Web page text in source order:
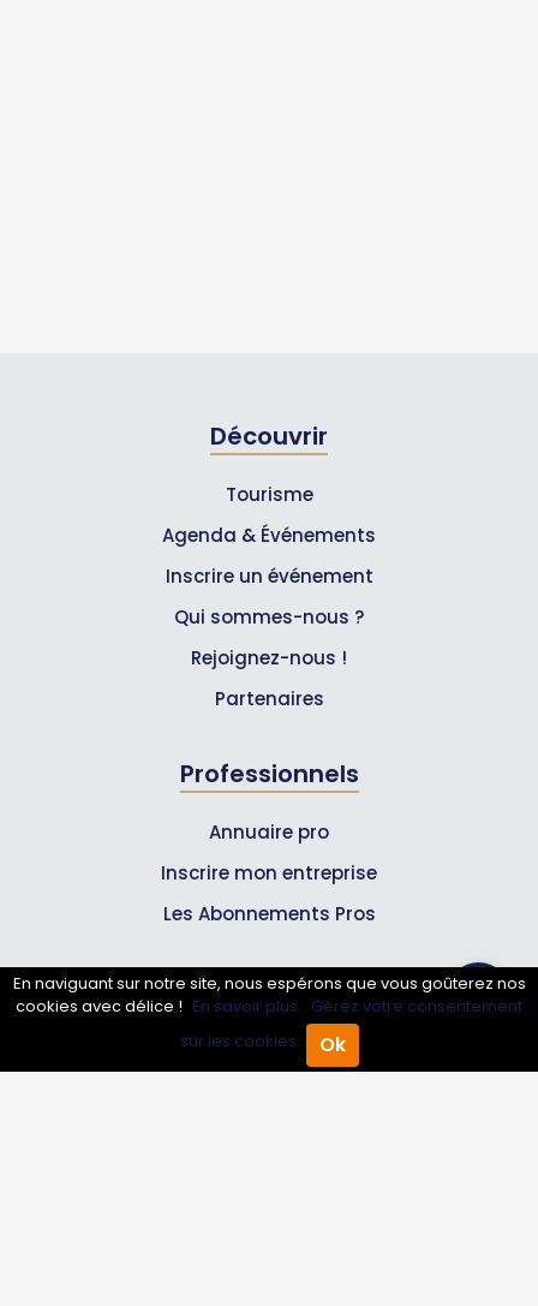
Annuaire Pro Agenda
Découvrir
Tourisme
Agenda & Événements
Inscrire un événement
Qui sommes-nous ?
Rejoignez-nous !
Partenaires
Professionnels
Annuaire pro
Inscrire mon entreprise
Les Abonnements Pros
Infos
Mentions légales et CGV
En naviguant sur notre site, nous espérons que vous goûterez nos
cookies avec délice ! En savoir plus. Gérez votre consentement
sur les cookies.
Ok